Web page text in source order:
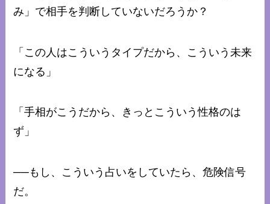
み」で相手を判断していないだろうか？
「この人はこういうタイプだから、こういう未来
になる」
「手相がこうだから、きっとこういう性格のは
ず」
──もし、こういう占いをしていたら、危険信号
だ。